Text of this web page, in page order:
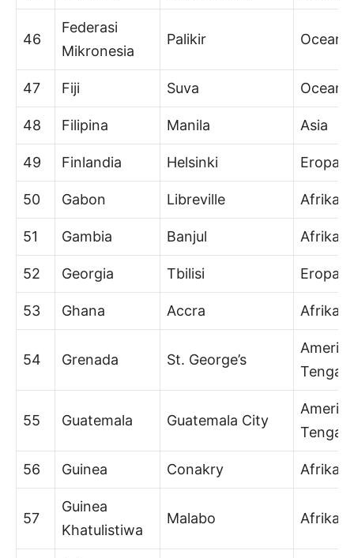
46
Federasi
Mikronesia
Palikir Oceania
47 Fiji Suva Oceania
48 Filipina Manila Asia
49 Finlandia Helsinki Eropa
50 Gabon Libreville Afrika
51 Gambia Banjul Afrika
52 Georgia Tbilisi Eropa/
53 Ghana Accra Afrika
54 Grenada St. George’s
Amerika
Tengah
55 Guatemala Guatemala City
Amerika
Tengah
56 Guinea Conakry Afrika
57
Guinea
Khatulistiwa
Malabo Afrika